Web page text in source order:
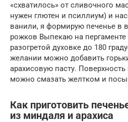
«схватилось» от сливочного
нужен глютен и псиллиум) и
ванили, я формирую печенье в
рожков Выпекаю на пергаменте
разогретой духовке до 180
желании можно добавить
арахисовую пасту.
можно смазать желтком и
Как приготовить
из миндаля и арахиса